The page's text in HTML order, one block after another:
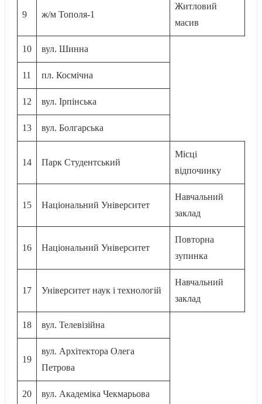
9 ж/м Тополя-1
Житловий
масив
10 вул. Шинна
11 пл. Космічна
12 вул. Ірпiнська
13 вул. Болгарська
14 Парк Студентський
Місці
відпочинку
15 Національний Університет
Навчальний
заклад
16 Національний Університет
Повторна
зупинка
17 Університет наук і технологій
Навчальний
заклад
18 вул. Телевізійна
19
вул. Архітектора Олега
Петрова
20 вул. Академіка Чекмарьова